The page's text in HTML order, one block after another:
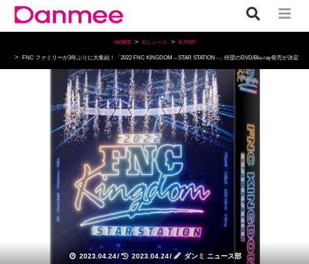
HOME Kニュース K-POP
FNC ファミリーが3年ぶりに大集結！「2022 FNC KINGDOM – STAR STATION -」待望のDVD/Blu-ray発売が決定
2023.04.24/ 2023.04.24/ ダンミ ニュース部